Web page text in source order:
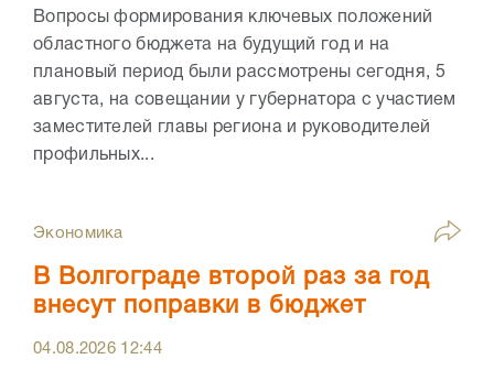
Вопросы формирования ключевых положений
областного бюджета на будущий год и на
плановый период были рассмотрены сегодня, 5
августа, на совещании у губернатора с участием
заместителей главы региона и руководителей
профильных...
Экономика
В Волгограде второй раз за год
внесут поправки в бюджет
04.08.2026 12:44